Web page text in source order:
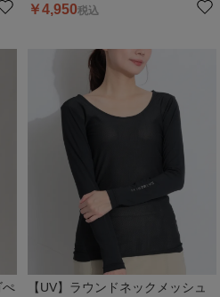
￥4,950税込
ぺ
【UV】ラウンドネックメッシュ